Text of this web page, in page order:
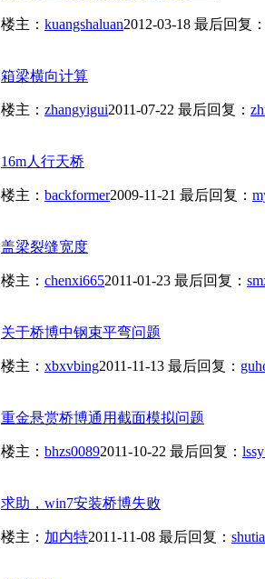
楼主： kuangshaluan2012-03-18 最后回复
箱梁横向计算
楼主： zhangyigui2011-07-22 最后回复：
16m人行天桥
楼主： backformer2009-11-21 最后回复：
盖梁裂缝宽度
楼主： chenxi6652011-01-23 最后回复：
关于桥博中钢束平弯问题
楼主： xbxvbing2011-11-13 最后回复：
重金悬赏桥博通用截面模拟问题
楼主： bhzs00892011-10-22 最后回复： lssy
求助，win7安装桥博失败
楼主： 加内特2011-11-08 最后回复：